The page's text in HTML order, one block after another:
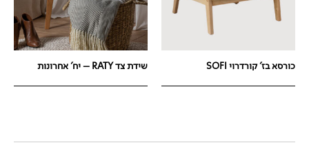
כורסא בז' קורדרוי SOFI שידת צד RATY – יח' אחרונות